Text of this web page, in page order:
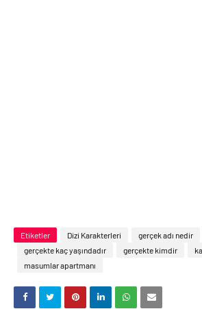
Etiketler Dizi Karakterleri
gerçek adı nedir
gerçekte kaç yaşındadır
gerçekte kimdir
masumlar apartmanı